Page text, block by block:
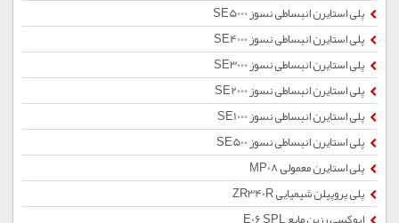
پلی استایرن انبساطی نسوز SE5000
پلی استایرن انبساطی نسوز SE4000
پلی استایرن انبساطی نسوز SE3000
پلی استایرن انبساطی نسوز SE2000
پلی استایرن انبساطی نسوز SE1000
پلی استایرن انبساطی نسوز SE500
پلی استایرن معمولی MP08
پلی پروپیلن شیمیایی ZR340R